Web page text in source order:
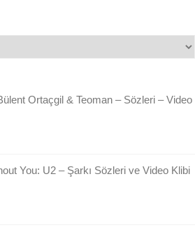
Ortaçgil & Teoman – Sözleri – Video
You: U2 – Şarkı Sözleri ve Video Klibi